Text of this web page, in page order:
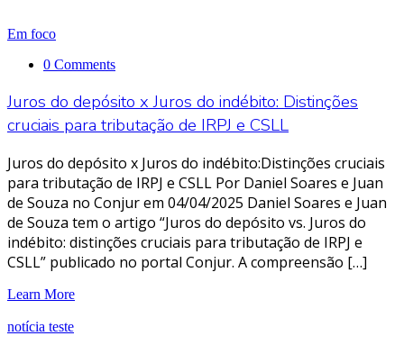
Em foco
0 Comments
Juros do depósito x Juros do indébito: Distinções
cruciais para tributação de IRPJ e CSLL
Juros do depósito x Juros do indébito:Distinções cruciais
para tributação de IRPJ e CSLL Por Daniel Soares e Juan
de Souza no Conjur em 04/04/2025 Daniel Soares e Juan
de Souza tem o artigo “Juros do depósito vs. Juros do
indébito: distinções cruciais para tributação de IRPJ e
CSLL” publicado no portal Conjur. A compreensão […]
Learn More
notícia teste